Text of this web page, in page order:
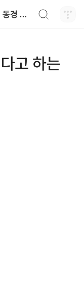
미짱의 나 여기에 ... 미짱의 동경 생활
고 하는